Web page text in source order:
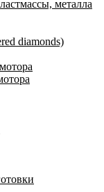
металла
diamonds)